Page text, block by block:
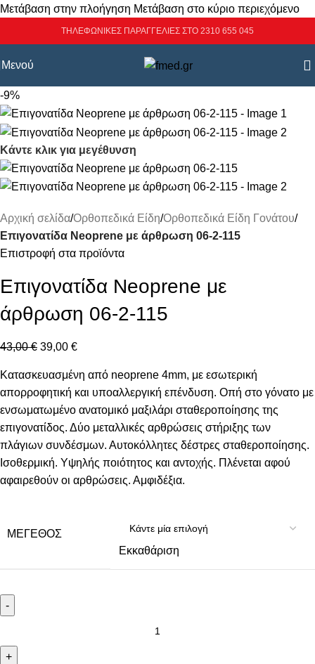
Μετάβαση στην πλοήγηση Μετάβαση στο κύριο περιεχόμενο
ΤΗΛΕΦΩΝΙΚΕΣ ΠΑΡΑΓΓΕΛΙΕΣ ΣΤΟ 2310 655 045
Μενού
-9%
Κάντε κλικ για μεγέθυνση
Αρχική σελίδα/Ορθοπεδικά Είδη/Ορθοπεδικά Είδη Γονάτου/
Επιγονατίδα Neoprene με άρθρωση 06-2-115
Επιστροφή στα προϊόντα
Επιγονατίδα Neoprene με
άρθρωση 06-2-115
43,00€ 39,00 €
Κατασκευασμένη από neoprene 4mm, με εσωτερική
απορροφητική και υποαλλεργική επένδυση. Οπή στο γόνατο με
ενσωματωμένο ανατομικό μαξιλάρι σταθεροποίησης της
επιγονατίδος. Δύο μεταλλικές αρθρώσεις στήριξης των
πλάγιων συνδέσμων. Αυτοκόλλητες δέστρες σταθεροποίησης.
Ισοθερμική. Υψηλής ποιότητος και αντοχής. Πλένεται αφού
αφαιρεθούν οι αρθρώσεις. Αμφιδέξια.
ΜΈΓΕΘΟΣ
Εκκαθάριση
-
+